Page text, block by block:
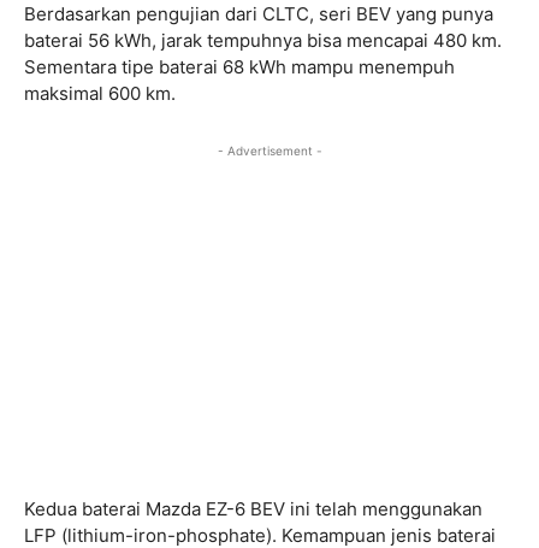
Berdasarkan pengujian dari CLTC, seri BEV yang punya
baterai 56 kWh, jarak tempuhnya bisa mencapai 480 km.
Sementara tipe baterai 68 kWh mampu menempuh
maksimal 600 km.
- Advertisement -
Kedua baterai Mazda EZ-6 BEV ini telah menggunakan
LFP (lithium-iron-phosphate). Kemampuan jenis baterai